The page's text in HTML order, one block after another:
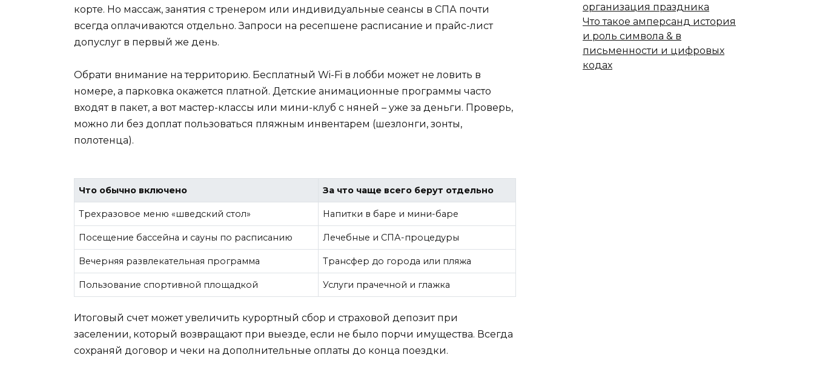
корте. Но массаж, занятия с тренером или индивидуальные сеансы в СПА почти
всегда оплачиваются отдельно. Запроси на ресепшене расписание и прайс-лист
допуслуг в первый же день.
Обрати внимание на территорию. Бесплатный Wi-Fi в лобби может не ловить в
номере, а парковка окажется платной. Детские анимационные программы часто
входят в пакет, а вот мастер-классы или мини-клуб с няней – уже за деньги. Проверь,
можно ли без доплат пользоваться пляжным инвентарем (шезлонги, зонты,
полотенца).
Что обычно включено За что чаще всего берут отдельно
Трехразовое меню «шведский стол» Напитки в баре и мини-баре
Посещение бассейна и сауны по расписанию Лечебные и СПА-процедуры
Вечерняя развлекательная программа Трансфер до города или пляжа
Пользование спортивной площадкой Услуги прачечной и глажка
Итоговый счет может увеличить курортный сбор и страховой депозит при
заселении, который возвращают при выезде, если не было порчи имущества. Всегда
сохраняй договор и чеки на дополнительные оплаты до конца поездки.
организация праздника
Что такое амперсанд история
и роль символа & в
письменности и цифровых
кодах